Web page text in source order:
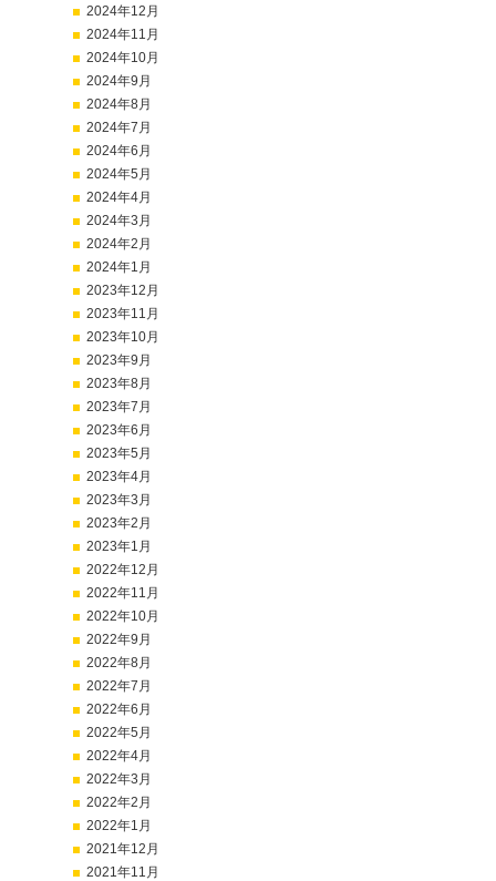
2024年12月
2024年11月
2024年10月
2024年9月
2024年8月
2024年7月
2024年6月
2024年5月
2024年4月
2024年3月
2024年2月
2024年1月
2023年12月
2023年11月
2023年10月
2023年9月
2023年8月
2023年7月
2023年6月
2023年5月
2023年4月
2023年3月
2023年2月
2023年1月
2022年12月
2022年11月
2022年10月
2022年9月
2022年8月
2022年7月
2022年6月
2022年5月
2022年4月
2022年3月
2022年2月
2022年1月
2021年12月
2021年11月